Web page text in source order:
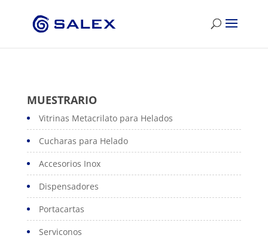
MUESTRARIO
Vitrinas Metacrilato para Helados
Cucharas para Helado
Accesorios Inox
Dispensadores
Portacartas
Serviconos